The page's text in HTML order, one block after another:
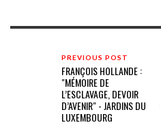
PREVIOUS POST
FRANÇOIS HOLLANDE :
"MÉMOIRE DE
L’ESCLAVAGE, DEVOIR
D’AVENIR" - JARDINS DU
LUXEMBOURG